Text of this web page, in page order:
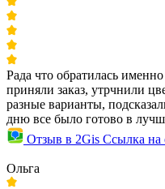
Рада что обратилась
приняли заказ, утрчнили
разные варианты,
дню все было готово в
Отзыв в 2Gis Ссылка на
Ольга